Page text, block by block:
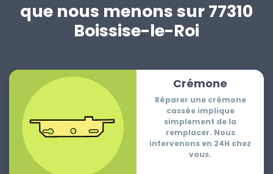
que nous menons sur 77310
Boissise-le-Roi
Crémone
Réparer une crémone
cassée implique
simplement de la
remplacer. Nous
intervenons en 24H chez
vous.